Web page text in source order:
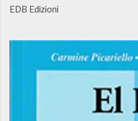
EDB Edizioni